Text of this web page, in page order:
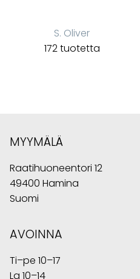
S. Oliver
172 tuotetta
MYYMÄLÄ
Raatihuoneentori 12
49400 Hamina
Suomi
AVOINNA
Ti–pe 10–17
La 10–14